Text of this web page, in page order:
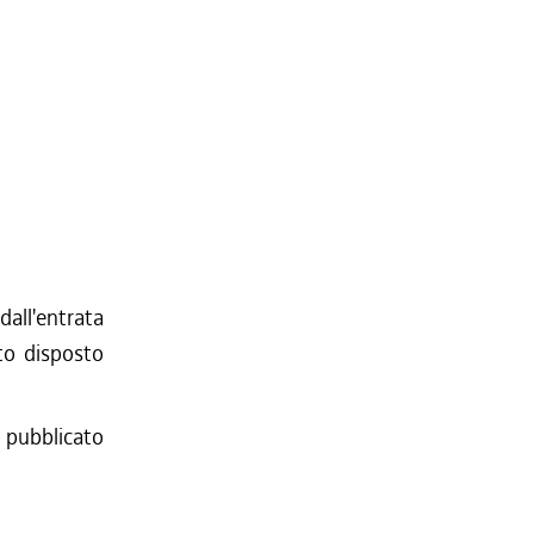
disposto